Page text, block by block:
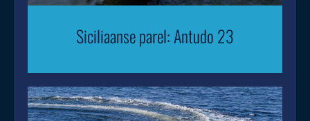
Siciliaanse parel: Antudo 23